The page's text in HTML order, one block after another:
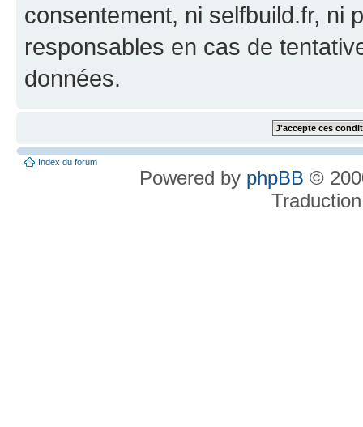
consentement, ni selfbuild.fr, ni
responsables en cas de
données.
Index du forum
Powered by phpBB ©